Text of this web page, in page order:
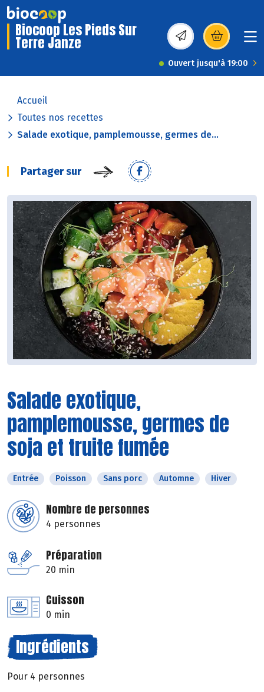
Biocoop Les Pieds Sur
Terre Janze (s’ouvre dans une
Ouvert jusqu'à 19:00
Accueil
Toutes nos recettes
Salade exotique, pamplemousse, germes de...
Partager sur
Salade exotique,
pamplemousse, germes de
soja et truite fumée
Entrée Poisson Sans porc Automne Hiver
Nombre de personnes
4 personnes
Préparation
20 min
Cuisson
0 min
Ingrédients
Pour 4 personnes